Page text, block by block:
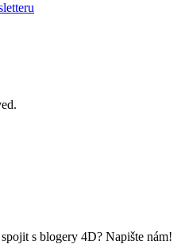
s blogery 4D? Napište nám!